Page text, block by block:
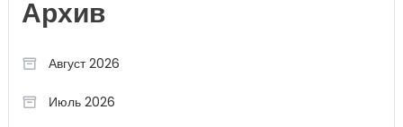
Архив
Август 2026
Июль 2026